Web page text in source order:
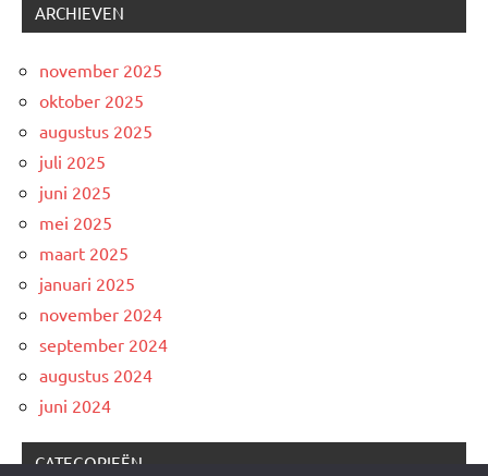
ARCHIEVEN
november 2025
oktober 2025
augustus 2025
juli 2025
juni 2025
mei 2025
maart 2025
januari 2025
november 2024
september 2024
augustus 2024
juni 2024
CATEGORIEËN